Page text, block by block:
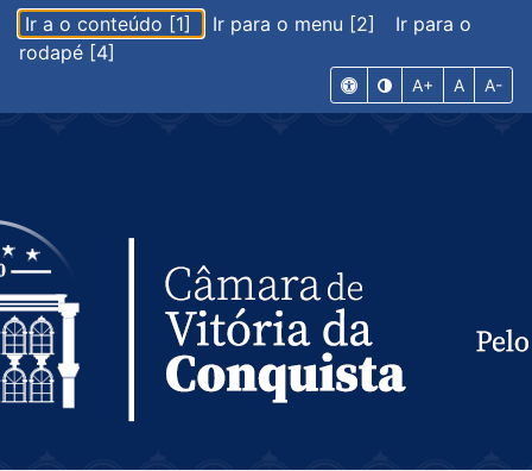
Ir a o conteúdo [1] Ir para o menu [2]
Ir para o
rodapé [4]
A+ A A-